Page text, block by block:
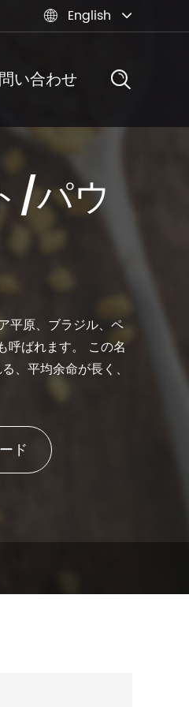
 English
い合わせ
/パウ
平原、ブラジル、ペ
呼ばれます。 この名
、平均余命が長く、
ド